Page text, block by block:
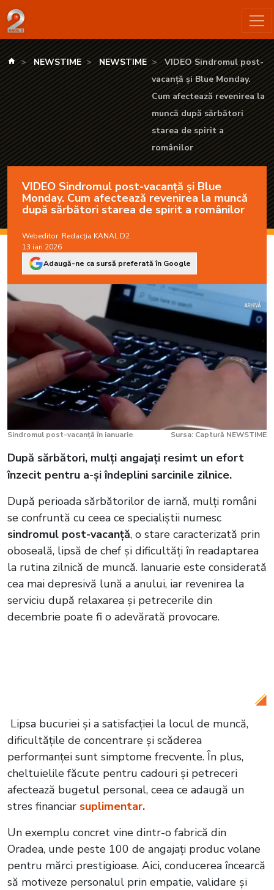
VIDEO Sindromul post-vacanță și Blue Monday. Cum
kanald.ro
NEWSTIME NEWSTIME
VIDEO Sindromul post-
vacanță și Blue Monday.
Cum afectează revenirea la
muncă după sărbători
starea de spirit a
românilor
VIDEO Sindromul post-vacanță și Blue
Monday. Cum afectează revenirea la muncă
după sărbători starea de spirit a românilor
Webeditor: Redacția KANAL D2
13 ian 2026
Adaugă-ne ca sursă preferată în Google
Sindromul post-vacanță în ianuarie Sursa: Captură NEWSTIME
După sărbători, mulți angajați resimt un efort
înzecit pentru a-și îndeplini sarcinile zilnice.
După perioada sărbătorilor de iarnă, mulți români
se confruntă cu ceea ce specialiștii numesc
sindromul post-vacanță, o stare caracterizată prin
oboseală, lipsă de chef și dificultăți în readaptarea
la rutina zilnică de muncă. Ianuarie este considerată
cea mai depresivă lună a anului, iar revenirea la
serviciu după relaxarea și petrecerile din
decembrie poate fi o adevărată provocare.
Lipsa bucuriei și a satisfacției la locul de muncă,
dificultățile de concentrare și scăderea
performanței sunt simptome frecvente. În plus,
cheltuielile făcute pentru cadouri și petreceri
afectează bugetul personal, ceea ce adaugă un
stres financiar suplimentar.
Un exemplu concret vine dintr-o fabrică din
Oradea, unde peste 100 de angajați produc volane
pentru mărci prestigioase. Aici, conducerea încearcă
să motiveze personalul prin empatie, validare și